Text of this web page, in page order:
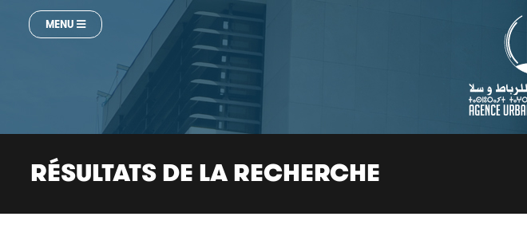
MENU
RÉSULTATS DE LA RECHERCHE